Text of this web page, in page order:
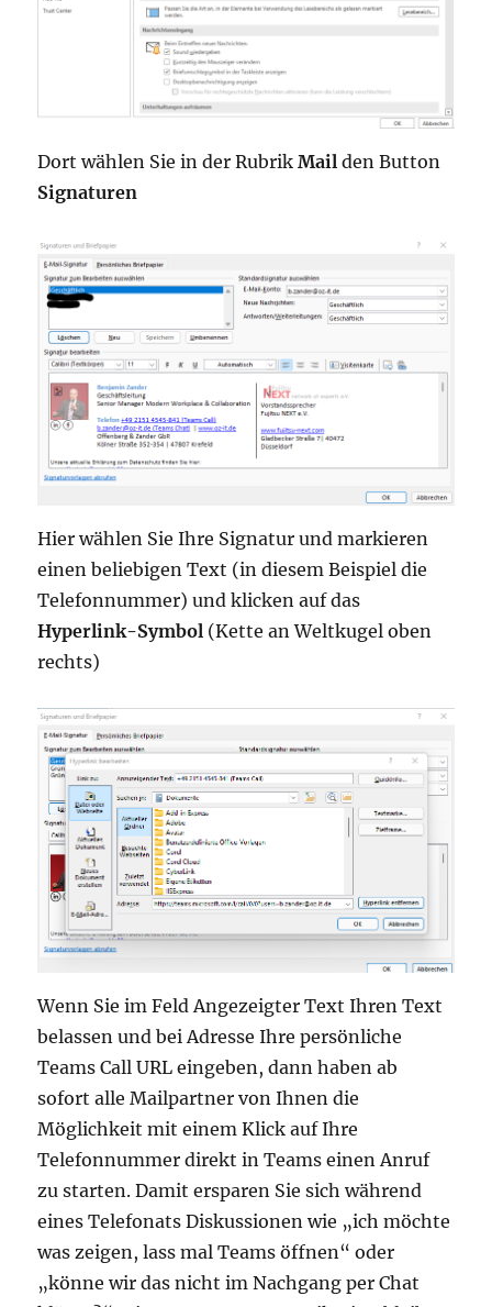
Dort wählen Sie in der RubrikMailden Button
Signaturen
Hier wählen Sie Ihre Signatur und markieren
einen beliebigen Text (in diesem Beispiel die
Telefonnummer) und klicken auf das
Hyperlink-Symbol (Kette an Weltkugel oben
rechts)
Wenn Sie im Feld Angezeigter Text Ihren Text
belassen und bei Adresse Ihre persönliche
Teams Call URL eingeben, dann haben ab
sofort alle Mailpartner von Ihnen die
Möglichkeit mit einem Klick auf Ihre
Telefonnummer direkt in Teams einen Anruf
zu starten. Damit ersparen Sie sich während
eines Telefonats Diskussionen wie „ich möchte
was zeigen, lass mal Teams öffnen“ oder
„könne wir das nicht im Nachgang per Chat